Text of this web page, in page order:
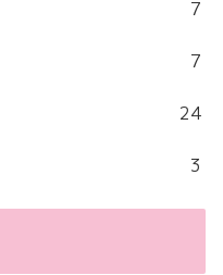
7
7
24
3